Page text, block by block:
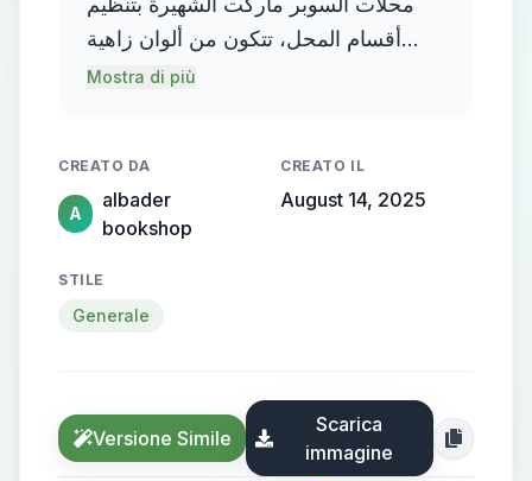
أقسام المحل، تتكون من ألوان زاهية
وأشكال هندسية، مغطاة بالأشعة
Mostra di più
CREATO DA
A
albader
bookshop
CREATO IL
August 14, 2025
STILE
Generale
Versione Simile
Scarica
immagine